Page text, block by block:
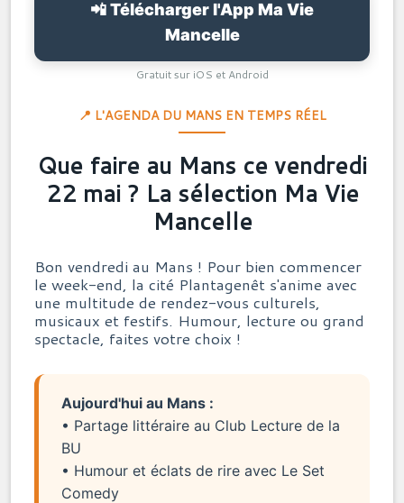
📲 Télécharger l'App Ma Vie
Mancelle
Gratuit sur iOS et Android
📍 L'AGENDA DU MANS EN TEMPS RÉEL
Que faire au Mans ce vendredi
22 mai ? La sélection Ma Vie
Mancelle
Bon vendredi au Mans ! Pour bien commencer
le week-end, la cité Plantagenêt s'anime avec
une multitude de rendez-vous culturels,
musicaux et festifs. Humour, lecture ou grand
spectacle, faites votre choix !
Aujourd'hui au Mans :
• Partage littéraire au Club Lecture de la
BU
• Humour et éclats de rire avec Le Set
Comedy